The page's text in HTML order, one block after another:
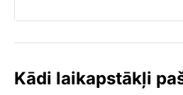
Kādi laikapstākļi